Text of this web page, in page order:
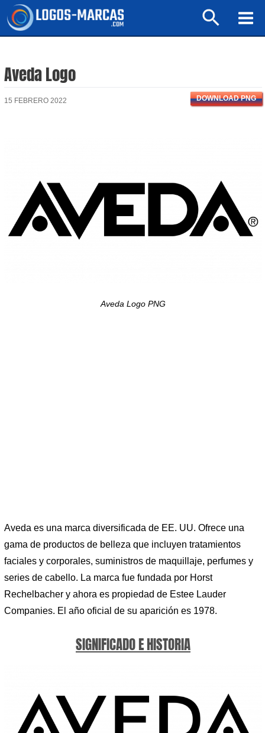
Buscar
Aveda Logo
15 FEBRERO 2022 DOWNLOAD PNG
Aveda Logo PNG
Aveda es una marca diversificada de EE. UU. Ofrece una
gama de productos de belleza que incluyen tratamientos
faciales y corporales, suministros de maquillaje, perfumes y
series de cabello. La marca fue fundada por Horst
Rechelbacher y ahora es propiedad de Estee Lauder
Companies. El año oficial de su aparición es 1978.
SIGNIFICADO E HISTORIA